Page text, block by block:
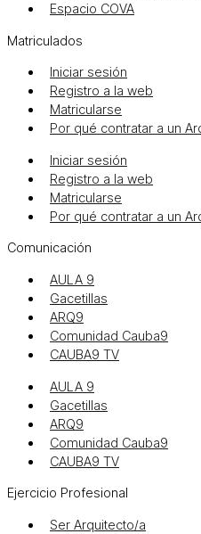
Espacio COVA
Matriculados
Iniciar sesión
Registro a la web
Matricularse
Por qué contratar a un
Iniciar sesión
Registro a la web
Matricularse
Por qué contratar a un
Comunicación
AULA 9
Gacetillas
ARQ9
Comunidad Cauba9
CAUBA9 TV
AULA 9
Gacetillas
ARQ9
Comunidad Cauba9
CAUBA9 TV
Ejercicio Profesional
Ser Arquitecto/a